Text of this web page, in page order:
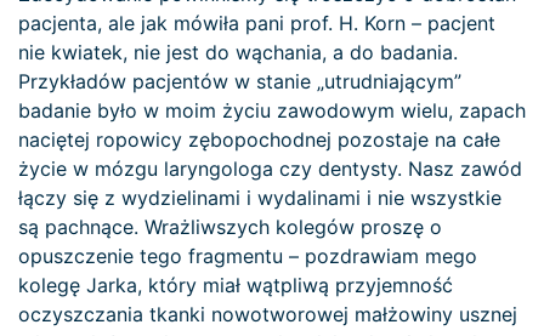
pacjenta, ale jak mówiła pani prof. H. Korn – pacjent
nie kwiatek, nie jest do wąchania, a do badania.
Przykładów pacjentów w stanie „utrudniającym”
badanie było w moim życiu zawodowym wielu, zapach
naciętej ropowicy zębopochodnej pozostaje na całe
życie w mózgu laryngologa czy dentysty. Nasz zawód
łączy się z wydzielinami i wydalinami i nie wszystkie
są pachnące. Wrażliwszych kolegów proszę o
opuszczenie tego fragmentu – pozdrawiam mego
kolegę Jarka, który miał wątpliwą przyjemność
oczyszczania tkanki nowotworowej małżowiny usznej